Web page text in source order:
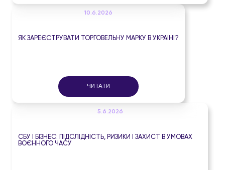
10.6.2026
ЯК ЗАРЕЄСТРУВАТИ ТОРГОВЕЛЬНУ МАРКУ В УКРАЇНІ?
ЧИТАТИ
5.6.2026
СБУ І БІЗНЕС: ПІДСЛІДНІСТЬ, РИЗИКИ І ЗАХИСТ В УМОВАХ
ВОЄННОГО ЧАСУ